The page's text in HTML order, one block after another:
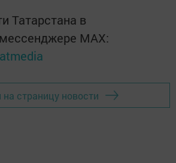
Татарстана в
MАХ:
на страницу новости